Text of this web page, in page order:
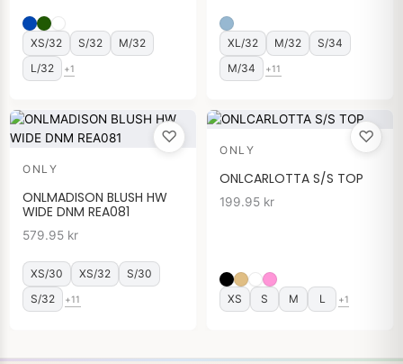
XS/32 S/32
M/32
L/32
+1
XL/32 M/32
S/34
M/34
+11
♡
ONLY
ONLMADISON BLUSH HW
WIDE DNM REA081
579.95 kr
XS/30 XS/32
S/30
S/32
+11
♡
ONLY
ONLCARLOTTA S/S TOP
199.95 kr
XS S M L +1